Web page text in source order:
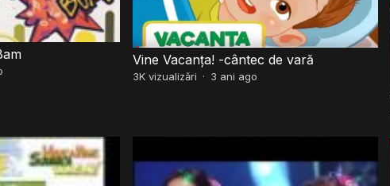
Vine Vacanța! -cântec de vară
3Kvizualizări · 3 ani ago